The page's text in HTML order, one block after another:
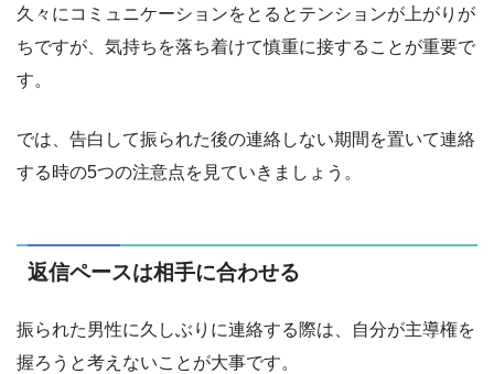
久々にコミュニケーションをとるとテンションが上がりが
ちですが、気持ちを落ち着けて慎重に接することが重要で
す。
では、告白して振られた後の連絡しない期間を置いて連絡
する時の5つの注意点を見ていきましょう。
返信ペースは相手に合わせる
振られた男性に久しぶりに連絡する際は、自分が主導権を
握ろうと考えないことが大事です。